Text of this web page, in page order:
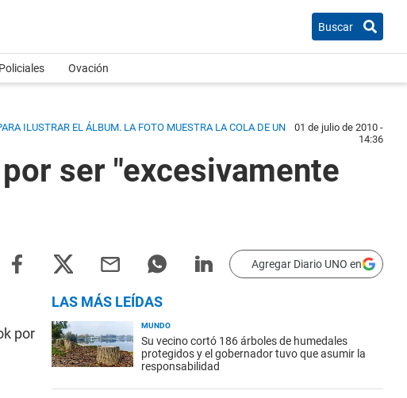
Buscar
Policiales Ovación
ILUSTRAR EL ÁLBUM. LA FOTO MUESTRA LA COLA DE UN
01 de julio de 2010 -
14:36
ser "excesivamente
Agregar Diario UNO en
por
LAS MÁS LEÍDAS
MUNDO
Su vecino cortó 186 árboles de humedales
protegidos y el gobernador tuvo que asumir la
responsabilidad